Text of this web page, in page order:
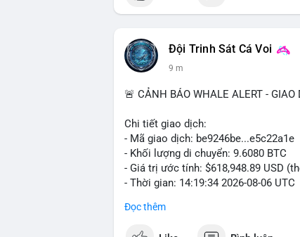
#vlikevn #titanbot
📰 Nguồn: CoinDesk
Đội Trinh Sát Cá Voi
9 m
🚨 CẢNH BÁO WHALE ALERT - GIAO
Chi tiết giao dịch:
- Mã giao dịch: be9246be...e5c22a1e
- Khối lượng di chuyển: 9.6080 BTC
- Giá trị ước tính: $618,948.89 USD
- Thời gian: 14:19:34 2026-08-06 UTC
Nhận định phân tích hành vi của Cá
Đọc thêm